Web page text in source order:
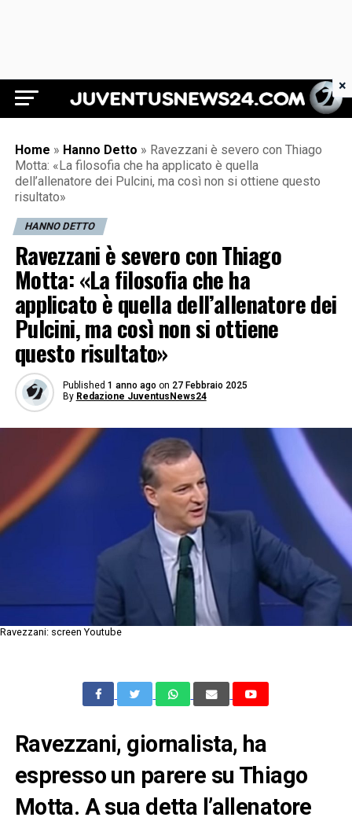
Juventus News 24
Home » Hanno Detto » Ravezzani è severo con Thiago
Motta: «La filosofia che ha applicato è quella
dell’allenatore dei Pulcini, ma così non si ottiene questo
risultato»
HANNO DETTO
Ravezzani è severo con Thiago
Motta: «La filosofia che ha
applicato è quella dell’allenatore dei
Pulcini, ma così non si ottiene
questo risultato»
Published 1 anno ago on 27 Febbraio 2025
By Redazione JuventusNews24
Ravezzani: screen Youtube
Ravezzani, giornalista, ha
espresso un parere su Thiago
Motta. A sua detta l’allenatore
×